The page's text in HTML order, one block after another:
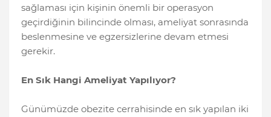
sağlaması için kişinin önemli bir operasyon
geçirdiğinin bilincinde olması, ameliyat sonrasında
beslenmesine ve egzersizlerine devam etmesi
gerekir.
En Sık Hangi Ameliyat Yapılıyor?
Günümüzde obezite cerrahisinde en sık yapılan iki